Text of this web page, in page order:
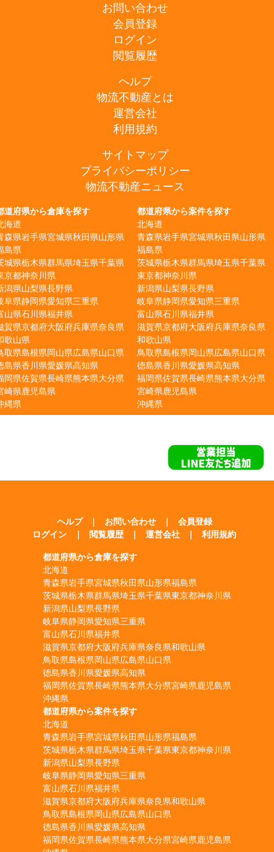
お問い合わせ
会員登録
ログイン
閲覧履歴
ヘルプ
物流不動産とは
運営会社
利用規約
サイトマップ
プライバシーポリシー
物流不動産ニュース
道府県から倉庫を探す
海道
森県岩手県宮城県秋田県山形県
島県
城県栃木県群馬県埼玉県千葉県
京都神奈川県
潟県山梨県長野県
阜県静岡県愛知県三重県
山県石川県福井県
賀県京都府大阪府兵庫県奈良県
歌山県
取県島根県岡山県広島県山口県
島県香川県愛媛県高知県
岡県佐賀県長崎県熊本県大分県
崎県鹿児島県
縄県
都道府県から案件を探す
北海道
青森県岩手県宮城県秋田県山形県
福島県
茨城県栃木県群馬県埼玉県千葉県
東京都神奈川県
新潟県山梨県長野県
岐阜県静岡県愛知県三重県
富山県石川県福井県
滋賀県京都府大阪府兵庫県奈良県
和歌山県
鳥取県島根県岡山県広島県山口県
徳島県香川県愛媛県高知県
福岡県佐賀県長崎県熊本県大分県
宮崎県鹿児島県
沖縄県
ヘルプ ｜ お問い合わせ ｜
会員登録
ログイン
｜ 閲覧履歴 ｜ 運営会社 ｜ 利用規約
都道府県から倉庫を探す
北海道
青森県岩手県宮城県秋田県山形県福島県
茨城県栃木県群馬県埼玉県千葉県東京都神奈川県
新潟県山梨県長野県
岐阜県静岡県愛知県三重県
富山県石川県福井県
滋賀県京都府大阪府兵庫県奈良県和歌山県
鳥取県島根県岡山県広島県山口県
徳島県香川県愛媛県高知県
福岡県佐賀県長崎県熊本県大分県宮崎県鹿児島県
沖縄県
都道府県から案件を探す
北海道
青森県岩手県宮城県秋田県山形県福島県
茨城県栃木県群馬県埼玉県千葉県東京都神奈川県
新潟県山梨県長野県
岐阜県静岡県愛知県三重県
富山県石川県福井県
滋賀県京都府大阪府兵庫県奈良県和歌山県
鳥取県島根県岡山県広島県山口県
徳島県香川県愛媛県高知県
福岡県佐賀県長崎県熊本県大分県宮崎県鹿児島県